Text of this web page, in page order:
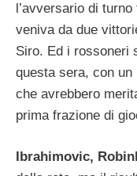
l’avversario di
veniva da due
Siro. Ed i rossoneri
questa sera, con
che avrebbero
prima frazione di
Ibrahimovic,